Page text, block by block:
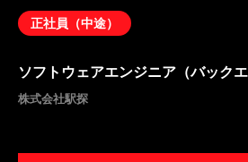
正社員（中途）
ソフトウェアエンジニア（バックエ
株式会社駅探